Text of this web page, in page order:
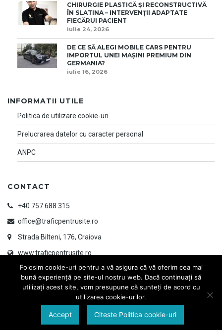
CHIRURGIE PLASTICĂ ȘI RECONSTRUCTIVĂ
ÎN SLATINA – INTERVENȚII ADAPTATE
FIECĂRUI PACIENT
iulie 24, 2026
DE CE SĂ ALEGI MOBILE CARS PENTRU
IMPORTUL UNEI MAȘINI PREMIUM DIN
GERMANIA?
iulie 16, 2026
INFORMATII UTILE
Politica de utilizare cookie-uri
Prelucrarea datelor cu caracter personal
ANPC
CONTACT
+40 757 688 315
office@traficpentrusite.ro
Strada Bilteni, 176, Craiova
www.traficpentrusite.ro
© 2026 TRAFIC PENTRU SITE | Designed & Developed bywww.ayandesign.ro
Folosim cookie-uri pentru a vă asigura că vă oferim cea mai
bună experiență pe site-ul nostru web. Dacă continuați să
utilizați acest site, vom presupune că sunteți de acord cu
utilizarea cookie-urilor.
Accept Citeste Politica cookie-uri